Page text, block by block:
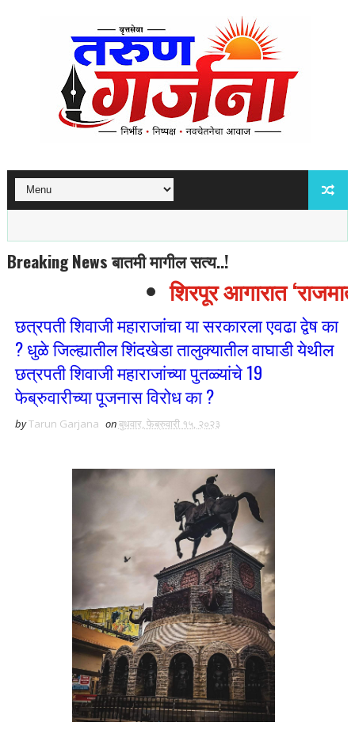
Breaking News बातमी मागील सत्य..!
शिरपूर आगारात
छत्रपती शिवाजी महाराजांचा या सरकारला एवढा द्वेष का
? धुळे जिल्ह्यातील शिंदखेडा तालुक्यातील वाघाडी येथील
छत्रपती शिवाजी महाराजांच्या पुतळ्यांचे 19
फेब्रुवारीच्या पूजनास विरोध का ?
byTarun Garjana onबुधवार, फेब्रुवारी १५, २०२३